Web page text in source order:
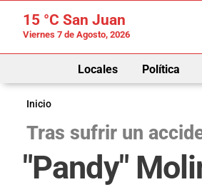
15 °C San Juan
Viernes 7 de Agosto, 2026
Locales Política
Inicio
Tras sufrir un
"Pandy"